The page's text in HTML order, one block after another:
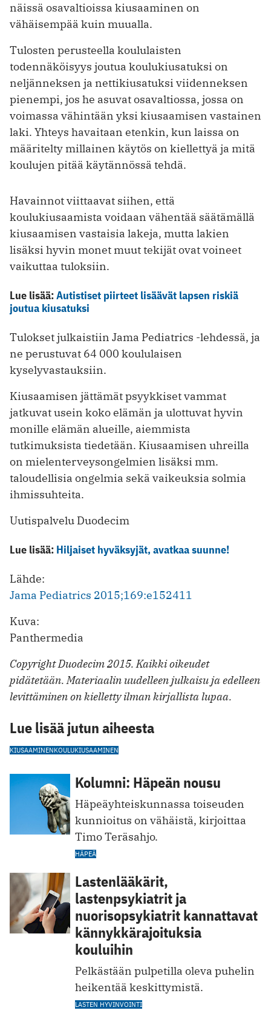
näissä osavaltioissa kiusaaminen on
vähäisempää kuin muualla.
Tulosten perusteella koululaisten
todennäköisyys joutua koulukiusatuksi on
neljänneksen ja nettikiusatuksi viidenneksen
pienempi, jos he asuvat osavaltiossa, jossa on
voimassa vähintään yksi kiusaamisen vastainen
laki. Yhteys havaitaan etenkin, kun laissa on
määritelty millainen käytös on kiellettyä ja mitä
koulujen pitää käytännössä tehdä.
Havainnot viittaavat siihen, että
koulukiusaamista voidaan vähentää säätämällä
kiusaamisen vastaisia lakeja, mutta lakien
lisäksi hyvin monet muut tekijät ovat voineet
vaikuttaa tuloksiin.
Lue lisää:Autistiset piirteet lisäävät lapsen riskiä
joutua kiusatuksi
Tulokset julkaistiin Jama Pediatrics -lehdessä, ja
ne perustuvat 64 000 koululaisen
kyselyvastauksiin.
Kiusaamisen jättämät psyykkiset vammat
jatkuvat usein koko elämän ja ulottuvat hyvin
monille elämän alueille, aiemmista
tutkimuksista tiedetään. Kiusaamisen uhreilla
on mielenterveysongelmien lisäksi mm.
taloudellisia ongelmia sekä vaikeuksia solmia
ihmissuhteita.
Uutispalvelu Duodecim
Lue lisää: Hiljaiset hyväksyjät, avatkaa suunne!
Lähde:
Jama Pediatrics 2015;169:e152411
Kuva:
Panthermedia
Copyright Duodecim 2015. Kaikki oikeudet
pidätetään. Materiaalin uudelleen julkaisu ja edelleen
levittäminen on kielletty ilman kirjallista lupaa.
Lue lisää jutun aiheesta
KIUSAAMINENKOULUKIUSAAMINEN
Kolumni: Häpeän nousu
Häpeäyhteiskunnassa toiseuden
kunnioitus on vähäistä, kirjoittaa
Timo Teräsahjo.
HÄPEÄ
Lastenlääkärit,
lastenpsykiatrit ja
nuorisopsykiatrit kannattavat
kännykkärajoituksia
kouluihin
Pelkästään pulpetilla oleva puhelin
heikentää keskittymistä.
LASTEN HYVINVOINTI